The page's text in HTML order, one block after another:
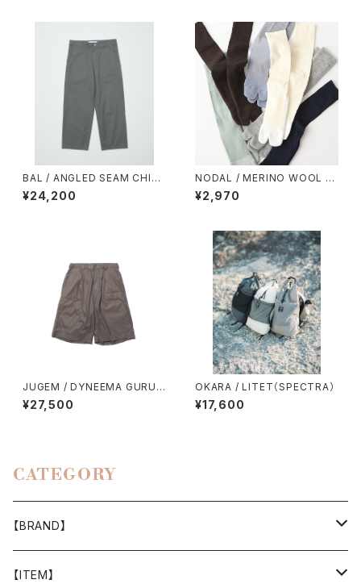
BAL / ANGLED SEAM CHIN
O PANT
¥24,200
NODAL / MERINO WOOL C
OTTON PANEL SOCKS
¥2,970
JUGEM / DYNEEMA GURUK
HA SHORTS
¥27,500
OKARA / LITET（SPECTRA）
¥17,600
CATEGORY
【BRAND】
山と道
【ITEM】